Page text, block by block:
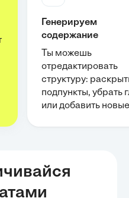
Генерируем
содержание
Ты можешь
отредактировать
структуру:
подпункты, убрать
или добавить новые